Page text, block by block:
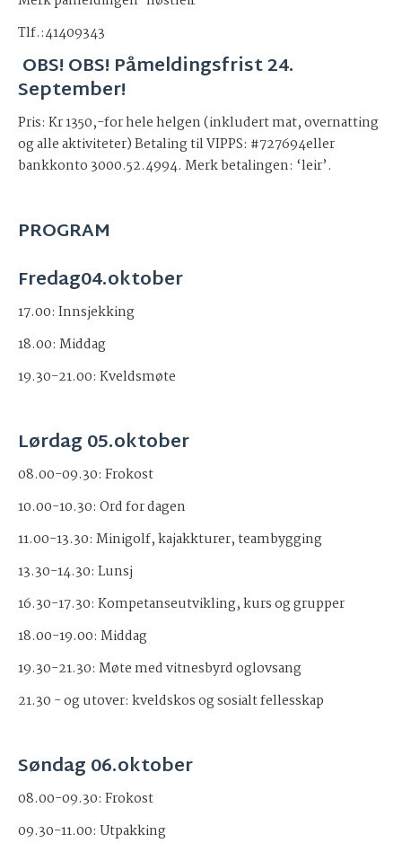
Tlf.:41409343
OBS! OBS! Påmeldingsfrist 24.
September!
Pris: Kr 1350,-for hele helgen (inkludert mat, overnatting
og alle aktiviteter) Betaling til VIPPS: #727694eller
bankkonto 3000.52.4994. Merk betalingen: ‘leir’.
PROGRAM
Fredag04.oktober
17.00: Innsjekking
18.00: Middag
19.30-21.00: Kveldsmøte
Lørdag 05.oktober
08.00-09.30: Frokost
10.00-10.30: Ord for dagen
11.00-13.30: Minigolf, kajakkturer, teambygging
13.30-14.30: Lunsj
16.30-17.30: Kompetanseutvikling, kurs og grupper
18.00-19.00: Middag
19.30-21.30: Møte med vitnesbyrd oglovsang
21.30 - og utover: kveldskos og sosialt fellesskap
Søndag 06.oktober
08.00-09.30: Frokost
09.30-11.00: Utpakking